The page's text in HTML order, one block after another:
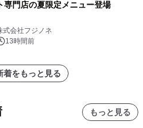
専門店の夏限定メニュー登場
式会社フジノネ
13時間前
着をもっと見る
もっと見る